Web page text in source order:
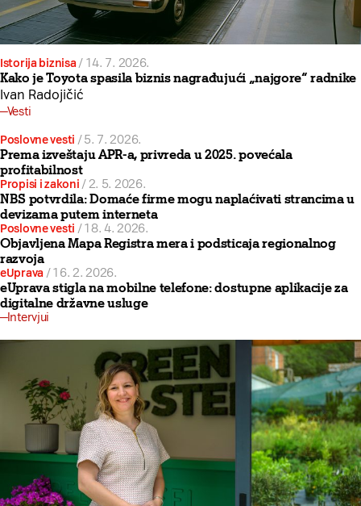
Istorija biznisa / 14. 7. 2026.
Kako je Toyota spasila biznis nagrađujući „najgore“ radnike
Ivan Radojičić
Vesti
Poslovne vesti /5. 7. 2026.
Prema izveštaju APR-a, privreda u 2025. povećala
profitabilnost
Propisi i zakoni /2. 5. 2026.
NBS potvrdila: Domaće firme mogu naplaćivati strancima u
devizama putem interneta
Poslovne vesti /18. 4. 2026.
Objavljena Mapa Registra mera i podsticaja regionalnog
razvoja
eUprava /16. 2. 2026.
eUprava stigla na mobilne telefone: dostupne aplikacije za
digitalne državne usluge
Intervjui